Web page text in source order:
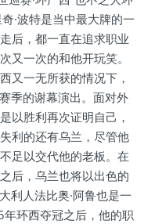
·波特是当中最大牌的一
后，都一直在追求职业
又一次的和他开玩笑。
又一无所获的情况下，
季的谢幕演出。面对外
以胜利再次证明自己，
利的还有乌兰，尽管他
足以交代他的老板。在
后，乌兰也将以出色的
利人法比奥·阿鲁也是一
环西夺冠之后，他的职